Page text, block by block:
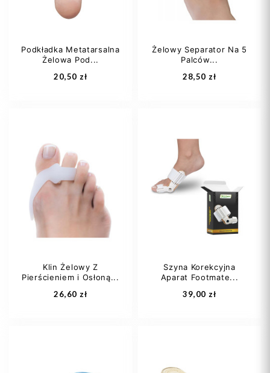
Dodaj do koszyka Dodaj do koszyka
Podkładka Metatarsalna
Żelowa Pod...
20,50 zł
Dodaj do koszyka
Żelowy Separator Na 5
Palców...
28,50 zł
Dodaj do koszyka
Klin Żelowy Z
Pierścieniem i Osłoną...
26,60 zł
Szyna Korekcyjna
Aparat Footmate...
39,00 zł